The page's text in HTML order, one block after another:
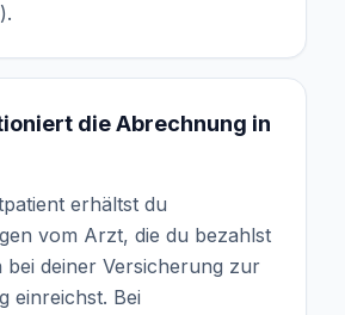
die Abrechnung in
erhältst du
vom Arzt, die du bezahlst
bei deiner Versicherung zur
einreichst. Bei